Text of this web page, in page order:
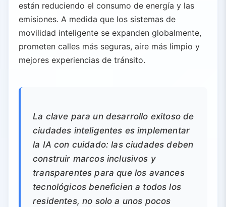
están reduciendo el consumo de energía y las
emisiones. A medida que los sistemas de
movilidad inteligente se expanden globalmente,
prometen calles más seguras, aire más limpio y
mejores experiencias de tránsito.
La clave para un desarrollo exitoso de
ciudades inteligentes es implementar
la IA con cuidado: las ciudades deben
construir marcos inclusivos y
transparentes para que los avances
tecnológicos beneficien a todos los
residentes, no solo a unos pocos